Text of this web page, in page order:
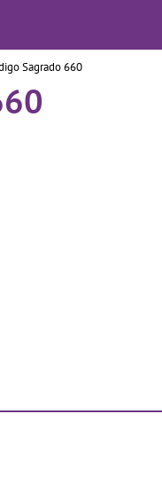
Sagrado 660